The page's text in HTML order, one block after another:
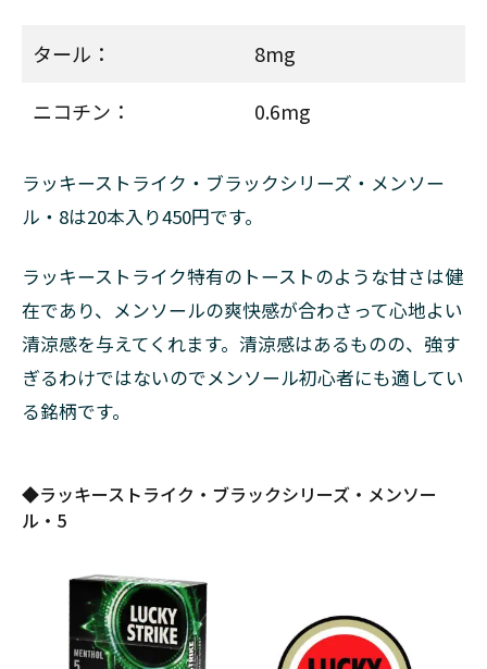
メビ
ス・
ズ
5.4
ト
5.5
キャ
メ
ル・
クラ
フト
ラッ
キー
クと
同じ
くら
い値
タール： 8mg
ニコチン： 0.6mg
ラッキーストライク・ブラックシリーズ・メンソー
ル・8は20本入り450円です。
ラッキーストライク特有のトーストのような甘さは健
在であり、メンソールの爽快感が合わさって心地よい
清涼感を与えてくれます。清涼感はあるものの、強す
ぎるわけではないのでメンソール初心者にも適してい
る銘柄です。
◆ラッキーストライク・ブラックシリーズ・メンソー
ル・5